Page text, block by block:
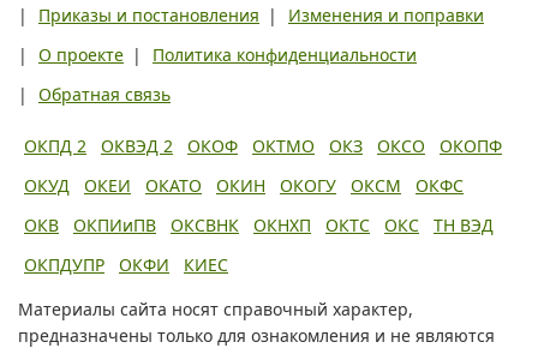
|
Приказы и постановления |
Изменения и поправки
|
О проекте |
Политика конфиденциальности
|
Обратная связь
ОКПД 2 ОКВЭД 2 ОКОФ ОКТМО ОКЗ ОКСО
ОКОПФ
ОКУД
ОКЕИ ОКАТО ОКИН ОКОГУ ОКСМ
ОКФС
ОКВ
ОКПИиПВ ОКСВНК ОКНХП ОКТС ОКС
ТН ВЭД
ОКПДУПР
ОКФИ
КИЕС
Материалы сайта носят справочный характер,
предназначены только для ознакомления и не являются